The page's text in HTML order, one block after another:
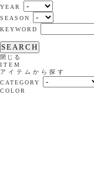
YEAR
SEASON
KEYWORD
SEARCH
閉じる
ITEM
アイテムから探す
CATEGORY
COLOR